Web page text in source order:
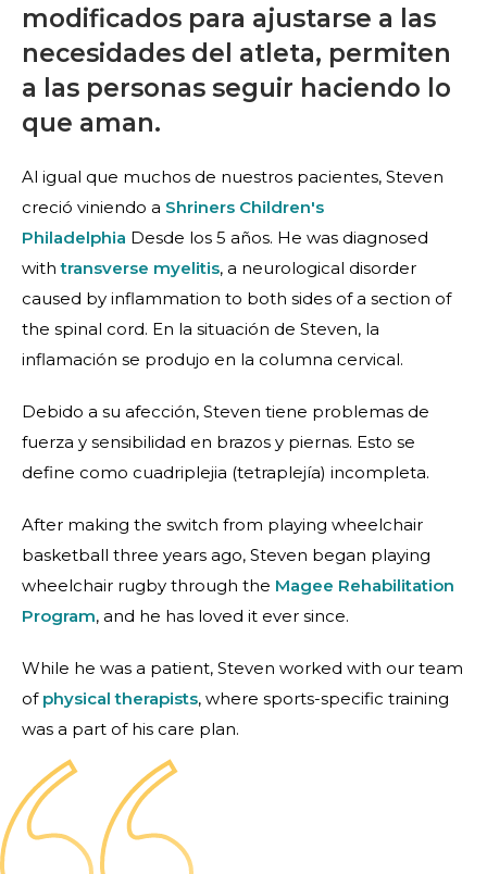
modificados para ajustarse a las
necesidades del atleta, permiten
a las personas seguir haciendo lo
que aman.
Al igual que muchos de nuestros pacientes, Steven
creció viniendo a Shriners Children's
Philadelphia Desde los 5 años. He was diagnosed
withtransverse myelitis, a neurological disorder
caused by inflammation to both sides of a section of
the spinal cord. En la situación de Steven, la
inflamación se produjo en la columna cervical.
Debido a su afección, Steven tiene problemas de
fuerza y sensibilidad en brazos y piernas. Esto se
define como cuadriplejia (tetraplejía) incompleta.
After making the switch from playing wheelchair
basketball three years ago, Steven began playing
wheelchair rugby through the Magee Rehabilitation
Program, and he has loved it ever since.
While he was a patient, Steven worked with our team
of physical therapists, where sports-specific training
was a part of his care plan.